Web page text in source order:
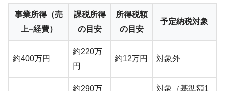
事業所得（売
上−経費）
課税所得
の目安
所得税額
の目安
予定納税対象
約400万円
約220万
円
約12万円 対象外
約290万
対象（基準額1